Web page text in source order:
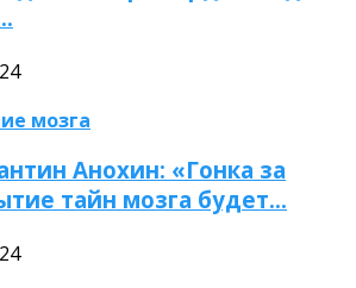
мозга
Анохин: «Гонка за
тайн мозга будет…